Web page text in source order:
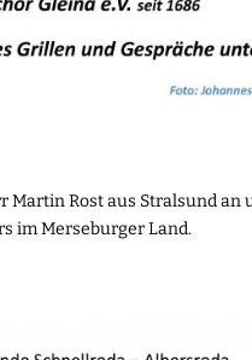
Martin Rost aus Stralsund an
im Merseburger Land.